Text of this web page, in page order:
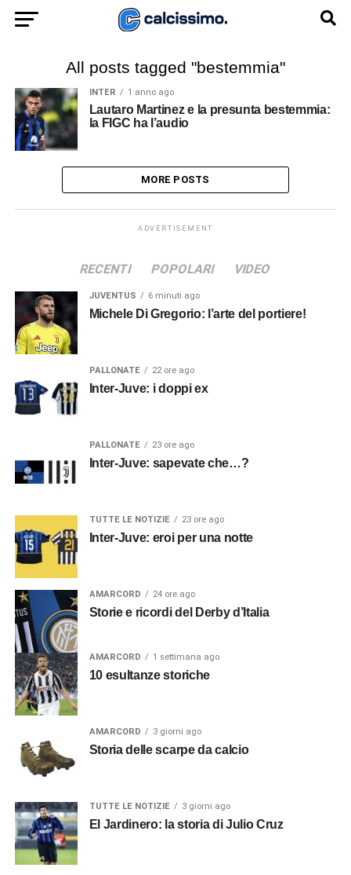
All posts tagged "bestemmia"
INTER 1 anno ago
Lautaro Martinez e la presunta bestemmia:
la FIGC ha l’audio
MORE POSTS
ADVERTISEMENT
RECENTI POPOLARI VIDEO
JUVENTUS 6 minuti ago
Michele Di Gregorio: l’arte del portiere!
PALLONATE 22 ore ago
Inter-Juve: i doppi ex
PALLONATE 23 ore ago
Inter-Juve: sapevate che…?
TUTTE LE NOTIZIE 23 ore ago
Inter-Juve: eroi per una notte
AMARCORD 24 ore ago
Storie e ricordi del Derby d’Italia
AMARCORD 1 settimana ago
10 esultanze storiche
AMARCORD 3 giorni ago
Storia delle scarpe da calcio
TUTTE LE NOTIZIE 3 giorni ago
El Jardinero: la storia di Julio Cruz